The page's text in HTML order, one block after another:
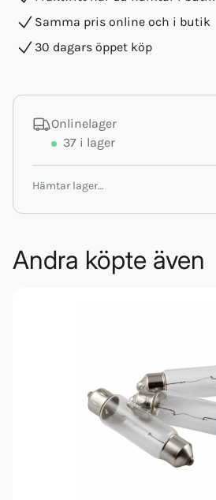
Samma pris online och i butik
30 dagars öppet köp
Onlinelager
37 i lager
Hämtar lager…
Andra köpte även